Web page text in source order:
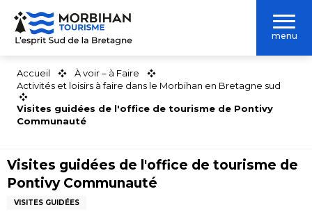
Aller
contenu
menu
Accueil
À voir – à Faire
Activités et loisirs à faire dans le Morbihan en Bretagne sud
Visites guidées de l'office de tourisme de Pontivy
Communauté
Visites guidées de l'office de tourisme de
Pontivy Communauté
VISITES GUIDÉES